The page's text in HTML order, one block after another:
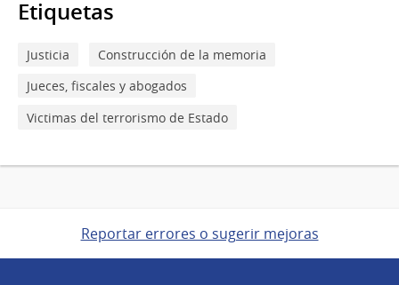
Etiquetas
Justicia
Construcción de la memoria
Jueces, fiscales y abogados
Victimas del terrorismo de Estado
Reportar errores o sugerir mejoras